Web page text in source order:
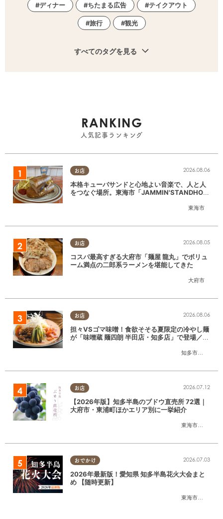
ディナー ちたまる広告 テイクアウト
旅行 観光
すべてのタグを見る
RANKING
人気記事ランキング
お店
東海市
2026.08.06
本格キューバサンドと心地よい音楽で、人と人
をつなぐ場所。東海市「JAMMIN'STANDHOU
お店
大府市
2026.08.05
コスパ最高すぎる大府市「麺屋 龍丸」でボリュ
ーム満点の二郎系ラーメンを堪能してきた
お店
知多市
,半田市
2026.08.06
担々VSゴマ味噌！食欲そそる夏限定の冷やし麺
が「味噌蔵 麺四朗 半田店・知多店」で登場／ち
お店
東海市
,大府市
2026.07.12
【2026年版】知多半島のブドウ直売所 72選｜
大府市・東浦町ほかエリア別に一挙紹介
おでかけ
東海市
,大府市
2026.07.03
2026年最新版！愛知県 知多半島花火大会まと
め 【随時更新】